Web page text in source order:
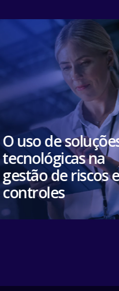
O uso de
tecnológicas na
gestão de riscos
controles